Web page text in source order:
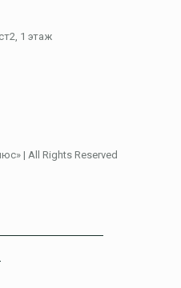
​1 этаж
| All Rights Reserved